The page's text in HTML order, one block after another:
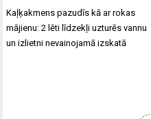
Kaļķakmens pazudīs kā ar rokas
mājienu: 2 lēti līdzekļi uzturēs vannu
un izlietni nevainojamā izskatā